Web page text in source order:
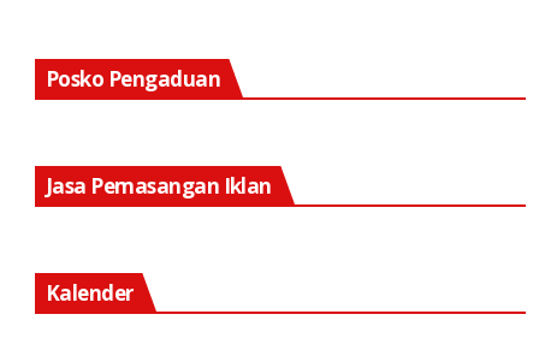
Posko Pengaduan
Jasa Pemasangan Iklan
Kalender